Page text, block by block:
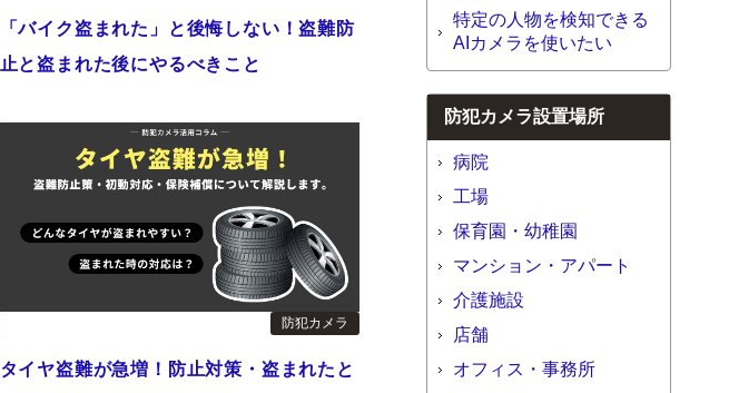
「バイク盗まれた」と後悔しない！盗難防
止と盗まれた後にやるべきこと
防犯カメラ
タイヤ盗難が急増！防止対策・盗まれたと
特定の人物を検知できる
AIカメラを使いたい
防犯カメラ設置場所
病院
工場
保育園・幼稚園
マンション・アパート
介護施設
店舗
オフィス・事務所